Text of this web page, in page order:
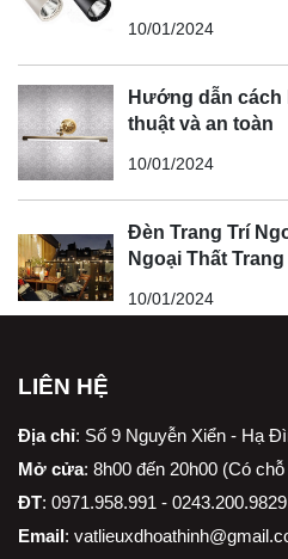
10/01/2024
Hướng dẫn
thuật và an toàn
10/01/2024
Đèn Trang Trí
Ngoại Thất
10/01/2024
LIÊN HỆ
Địa chỉ: Số 9 Nguyễn Xiển - Hạ
Mở cửa: 8h00 đến 20h00 (Có
ĐT: 0971.958.991 - 0243.200.9829
Email: